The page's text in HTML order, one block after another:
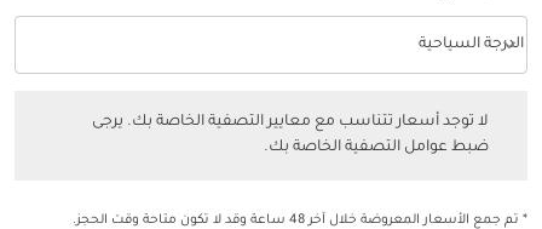
فئة المقصورة option الدرجة السياحية Selected
الدرجة السياحية
keyboard_arrow_down
لا توجد أسعار تتناسب مع معايير التصفية الخاصة بك. يرجى
ضبط عوامل التصفية الخاصة بك.
* تم جمع الأسعار المعروضة خلال آخر 48 ساعة وقد لا تكون متاحة وقت الحجز.